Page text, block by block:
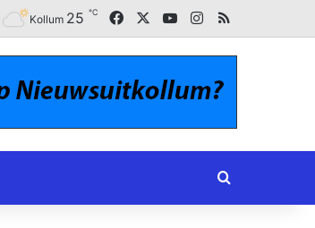
Kollum 25 ℃ FacebookYouTubeInstagram
RSS
Zoeken naar